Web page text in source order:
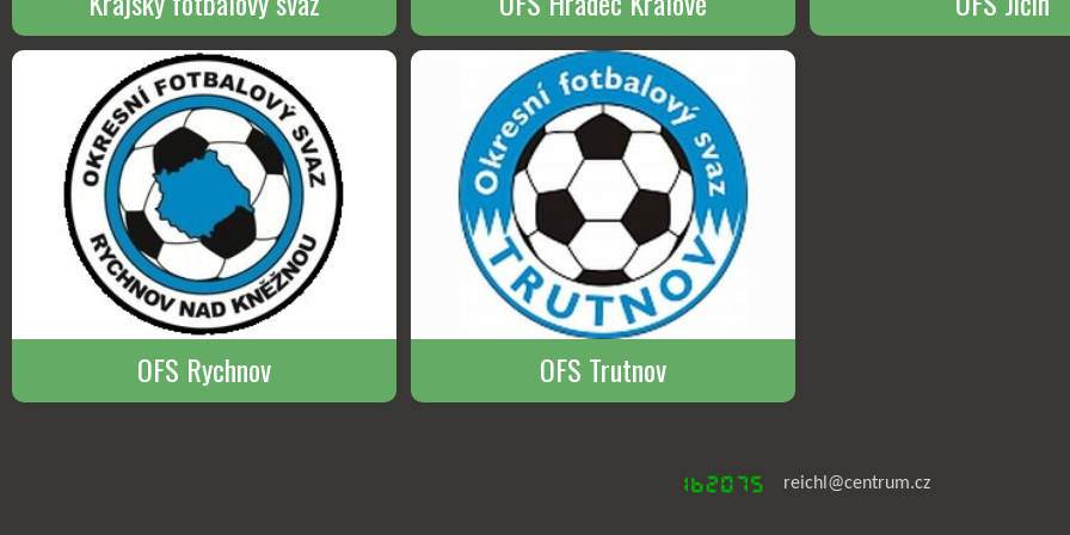
OFS Rychnov OFS Trutnov
reichl@centrum.cz